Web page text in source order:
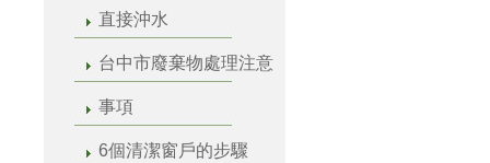
直接沖水
台中市廢棄物處理注意
事項
6個清潔窗戶的步驟